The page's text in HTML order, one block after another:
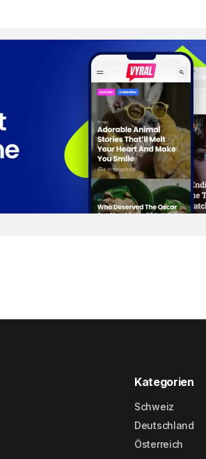
Kategorien
Schweiz
Deutschland
Österreich